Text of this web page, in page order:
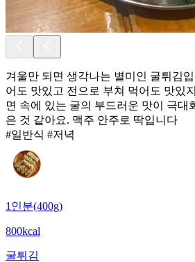
겨울만 되면 생각나는 별미인 굴튀김
어도 맛있고 전으로 부쳐 먹어도 맛있
면 속에 있는 굴의 부드러운 맛이 극대
은 것 같아요. 맥주 안주로 딱입니다
#일반식 #저녁
1인분(400g)
800kcal
굴튀김